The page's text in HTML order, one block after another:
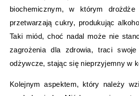
biochemicznym, w którym
przetwarzają cukry, produkując
Taki miód, choć nadal może nie
zagrożenia dla zdrowia, traci
odżywcze, stając się nieprzyjemny w
Kolejnym aspektem, który należy